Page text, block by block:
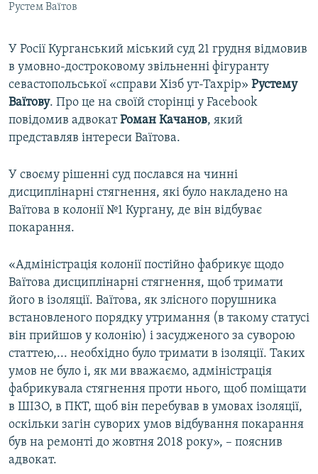
Усі сайти RFE/RL
Рустем Ваїтов
У Росії Курганський міський суд 21 грудня відмовив
в умовно-достроковому звільненні фігуранту
севастопольської «справи Хізб ут-Тахрір» Рустему
Ваїтову. Про це на своїй сторінці у Facebook
повідомив адвокатРоман Качанов, який
представляв інтереси Ваїтова.
У своєму рішенні суд послався на чинні
дисциплінарні стягнення, які було накладено на
Ваїтова в колонії №1 Кургану, де він відбуває
покарання.
«Адміністрація колонії постійно фабрикує щодо
Ваїтова дисциплінарні стягнення, щоб тримати
його в ізоляції. Ваїтова, як злісного порушника
встановленого порядку утримання (в такому статусі
він прийшов у колонію) і засудженого за суворою
статтею,... необхідно було тримати в ізоляції. Таких
умов не було і, як ми вважаємо, адміністрація
фабрикувала стягнення проти нього, щоб поміщати
в ШІЗО, в ПКТ, щоб він перебував в умовах ізоляції,
оскільки загін суворих умов відбування покарання
був на ремонті до жовтня 2018 року», – пояснив
адвокат.